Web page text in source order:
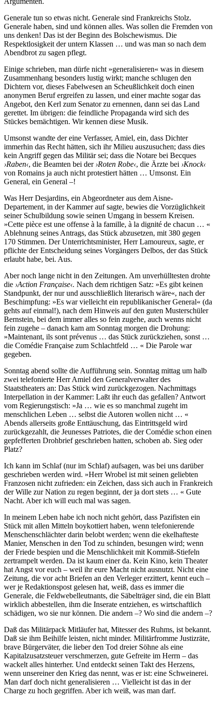
Generale tun so etwas nicht. Generale sind Frankreichs Stolz.
Generale haben, sind und können alles. Was sollen die Fremden von
uns denken! Das ist der Beginn des Bolschewismus. Die
Respektlosigkeit der untern Klassen … und was man so nach dem
Abendbrot zu sagen pflegt.
Einige schrieben, man dürfe nicht »generalisieren« was in diesem
Zusammenhang besonders lustig wirkt; manche schlugen den
Dichtern vor, dieses Fabelwesen an Scheußlichkeit doch einen
anonymen Beruf ergreifen zu lassen, und einer machte sogar das
Angebot, den Kerl zum Senator zu ernennen, dann sei das Land
gerettet. Im übrigen: die feindliche Propaganda wird sich des
Stückes bemächtigen. Wir kennen diese Musik.
Umsonst wandte der eine Verfasser, Amiel, ein, dass Dichter
immerhin das Recht hätten, sich ihr Milieu auszusuchen; dass dies
kein Angriff gegen das Militär sei; dass die Notare bei Becques
›Raben‹, die Beamten bei der ›Roten Robe‹, die Ärzte bei ›Knock‹
von Romains ja auch nicht protestiert hätten … Umsonst. Ein
General, ein General –!
Was Herr Desjardins, ein Abgeordneter aus dem Aisne-
Departement, in der Kammer auf sagte, bewies die Vorzüglichkeit
seiner Schulbildung sowie seinen Umgang in bessern Kreisen.
»Cette pièce est une offense à la famille, à la dignité de chacun … «
Ablehnung seines Antrags, das Stück abzusetzen, mit 380 gegen
170 Stimmen. Der Unterrichtsminister, Herr Lamoureux, sagte, er
pflichte der Entscheidung seines Vorgängers Delbos, der das Stück
erlaubt habe, bei. Aus.
Aber noch lange nicht in den Zeitungen. Am unverhülltesten drohte
die ›Action Française‹. Nach dem richtigen Satz: »Es gibt keinen
Standpunkt, der nur und ausschließlich literarisch wäre«, nach der
Beschimpfung: »Es war vielleicht ein republikanischer General« (da
gehts auf einmal!), nach dem Hinweis auf den guten Musterschüler
Bernstein, bei dem immer alles so fein zugehe, auch wenns nicht
fein zugehe – danach kam am Sonntag morgen die Drohung:
»Maintenant, ils sont prévenus … das Stück zurückziehen, sonst …
die Comédie Française zum Schlachtfeld … « Die Parole war
gegeben.
Sonntag abend sollte die Aufführung sein. Sonntag mittag um halb
zwei telefonierte Herr Amiel den Generalverwalter des
Staatstheaters an: Das Stück wird zurückgezogen. Nachmittags
Interpellation in der Kammer: Laßt ihr euch das gefallen? Antwort
vom Regierungstisch: »Ja … wie es so manchmal zugeht im
menschlichen Leben … selbst die Autoren wollen nicht … «
Abends allerseits große Enttäuschung, das Eintrittsgeld wird
zurückgezahlt, die Jeunesses Patriotes, die der Comédie schon einen
gepfefferten Drohbrief geschrieben hatten, schoben ab. Sieg oder
Platz?
Ich kann im Schlaf (nur im Schlaf) aufsagen, was bei uns darüber
geschrieben werden wird. »Herr Wrobel ist mit seinen geliebten
Franzosen nicht zufrieden: ein Zeichen, dass sich auch in Frankreich
der Wille zur Nation zu regen beginnt, der ja dort stets … « Gute
Nacht. Aber ich will euch mal was sagen.
In meinem Leben habe ich noch nicht gehört, dass Pazifisten ein
Stück mit allen Mitteln boykottiert haben, wenn telefonierende
Menschenschlächter darin belobt werden; wenn die ekelhafteste
Manier, Menschen in den Tod zu schinden, besungen wird; wenn
der Friede bespien und die Menschlichkeit mit Kommiß-Stiefeln
zertrampelt werden. Da ist kaum einer da. Kein Kino, kein Theater
hat Angst vor euch – weil ihr eure Macht nicht ausnutzt. Nicht eine
Zeitung, die vor acht Briefen an den Verleger erzittert, kennt euch –
wer je Redaktionspost gelesen hat, weiß, dass es immer die
Generale, die Feldwebelleutnants, die Säbelträger sind, die ein Blatt
wirklich abbestellen, ihm die Inserate entziehen, es wirtschaftlich
schädigen, wo sie nur können. Die andern –? Wo sind die andern –?
Daß das Militärpack Mitläufer hat, Mitesser des Ruhms, ist bekannt.
Daß sie ihm Beihilfe leisten, nicht minder. Militärfromme Justizräte,
brave Bürgerväter, die lieber den Tod dreier Söhne als eine
Kapitalzusatzsteuer verschmerzen, gute Gefreite im Herrn – das
wackelt alles hinterher. Und entdeckt seinen Takt des Herzens,
wenn unsereiner den Krieg das nennt, was er ist: eine Schweinerei.
Man darf doch nicht generalisieren … Vielleicht ist das in der
Charge zu hoch gegriffen. Aber ich weiß, was man darf.